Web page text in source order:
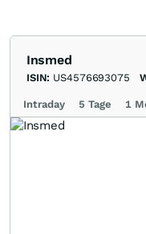
Insmed
ISIN: US4576693075
Intraday 5 Tage 1